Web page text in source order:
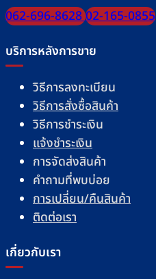
062-696-862802-165-0855
บริการหลังการขาย
วิธีการลงทะเบียน
วิธีการสั่งซื้อสินค้า
วิธีการชำระเงิน
แจ้งชำระเงิน
การจัดส่งสินค้า
คำถามที่พบบ่อย
การเปลี่ยน/คืนสินค้า
ติดต่อเรา
เกี่ยวกับเรา